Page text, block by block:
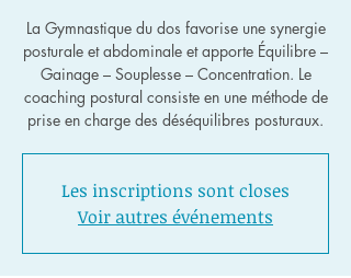
La Gymnastique du dos favorise une synergie
posturale et abdominale et apporte Équilibre –
Gainage – Souplesse – Concentration. Le
coaching postural consiste en une méthode de
Les inscriptions sont closes
Voir autres événements